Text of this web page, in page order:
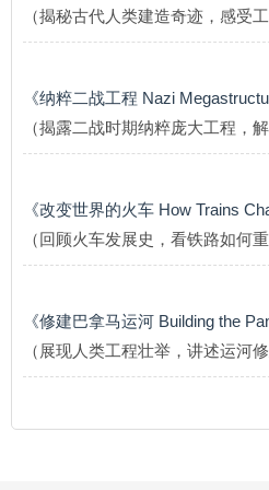
（揭秘古代人类建造奇迹，感受工
《纳粹二战工程 Nazi
（揭露二战时期纳粹庞大工程，
《改变世界的火车 How Trains
（回顾火车发展史，看铁路如何
《修建巴拿马运河 Building the
（展现人类工程壮举，讲述运河